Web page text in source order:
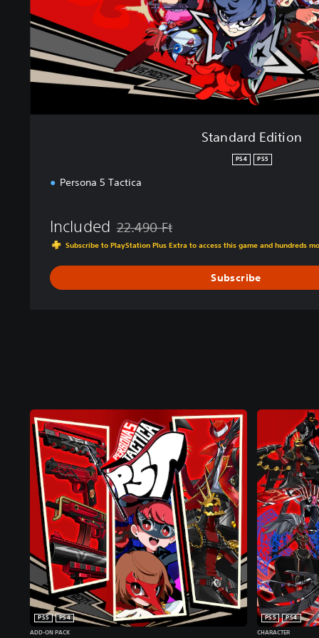
i
i
o
n
Standard Edition
PS4 PS5
Persona 5 Tactica
Included Discounted from original price of 22.490 Ft
22.490 Ft
Subscribe to PlayStation Plus Extra to access this game and hundreds
Subscribe
PS5
PS4
ADD-ON PACK
PS5
PS4
CHARACTER